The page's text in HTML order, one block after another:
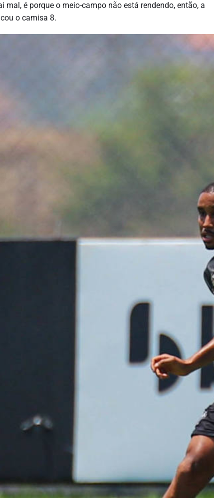
é porque o meio-campo não está rendendo, então, a
o camisa 8.